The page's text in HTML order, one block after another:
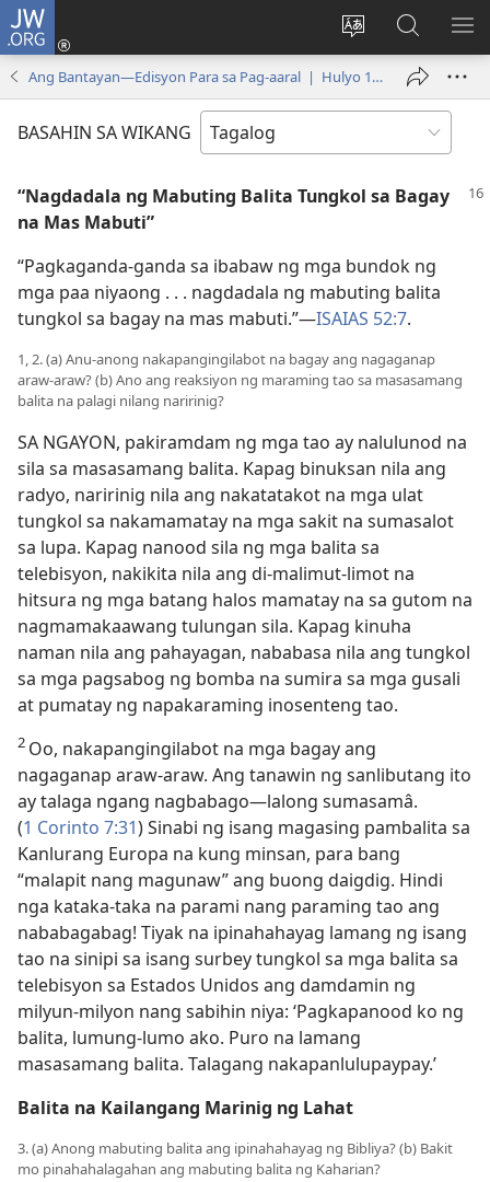
JW.ORG
Baguhin
ang
ng
Mag-
log
(may
bubukas
window)
sa
JW.ORG
Ang Bantayan—Edisyon Para sa Pag-aaral | Hulyo 1, 2005
BASAHIN SA WIKANG
“Nagdadala ng Mabuting Balita Tungkol sa Bagay
na Mas Mabuti”
“Pagkaganda-ganda sa ibabaw ng mga bundok ng
mga paa niyaong . . . nagdadala ng mabuting balita
tungkol sa bagay na mas mabuti.”​—ISAIAS 52:7.
1, 2. (a) Anu-anong nakapangingilabot na bagay ang nagaganap
araw-araw? (b) Ano ang reaksiyon ng maraming tao sa masasamang
balita na palagi nilang naririnig?
SA NGAYON, pakiramdam ng mga tao ay nalulunod na
sila sa masasamang balita. Kapag binuksan nila ang
radyo, naririnig nila ang nakatatakot na mga ulat
tungkol sa nakamamatay na mga sakit na sumasalot
sa lupa. Kapag nanood sila ng mga balita sa
telebisyon, nakikita nila ang di-malimut-limot na
hitsura ng mga batang halos mamatay na sa gutom na
nagmamakaawang tulungan sila. Kapag kinuha
naman nila ang pahayagan, nababasa nila ang tungkol
sa mga pagsabog ng bomba na sumira sa mga gusali
at pumatay ng napakaraming inosenteng tao.
2 Oo, nakapangingilabot na mga bagay ang
nagaganap araw-araw. Ang tanawin ng sanlibutang ito
ay talaga ngang nagbabago​—lalong sumasamâ.
(1 Corinto 7:31) Sinabi ng isang magasing pambalita sa
Kanlurang Europa na kung minsan, para bang
“malapit nang magunaw” ang buong daigdig. Hindi
nga kataka-taka na parami nang paraming tao ang
nababagabag! Tiyak na ipinahahayag lamang ng isang
tao na sinipi sa isang surbey tungkol sa mga balita sa
telebisyon sa Estados Unidos ang damdamin ng
milyun-milyon nang sabihin niya: ‘Pagkapanood ko ng
balita, lumung-lumo ako. Puro na lamang
masasamang balita. Talagang nakapanlulupaypay.’
Balita na Kailangang Marinig ng Lahat
3. (a) Anong mabuting balita ang ipinahahayag ng Bibliya? (b) Bakit
mo pinahahalagahan ang mabuting balita ng Kaharian?